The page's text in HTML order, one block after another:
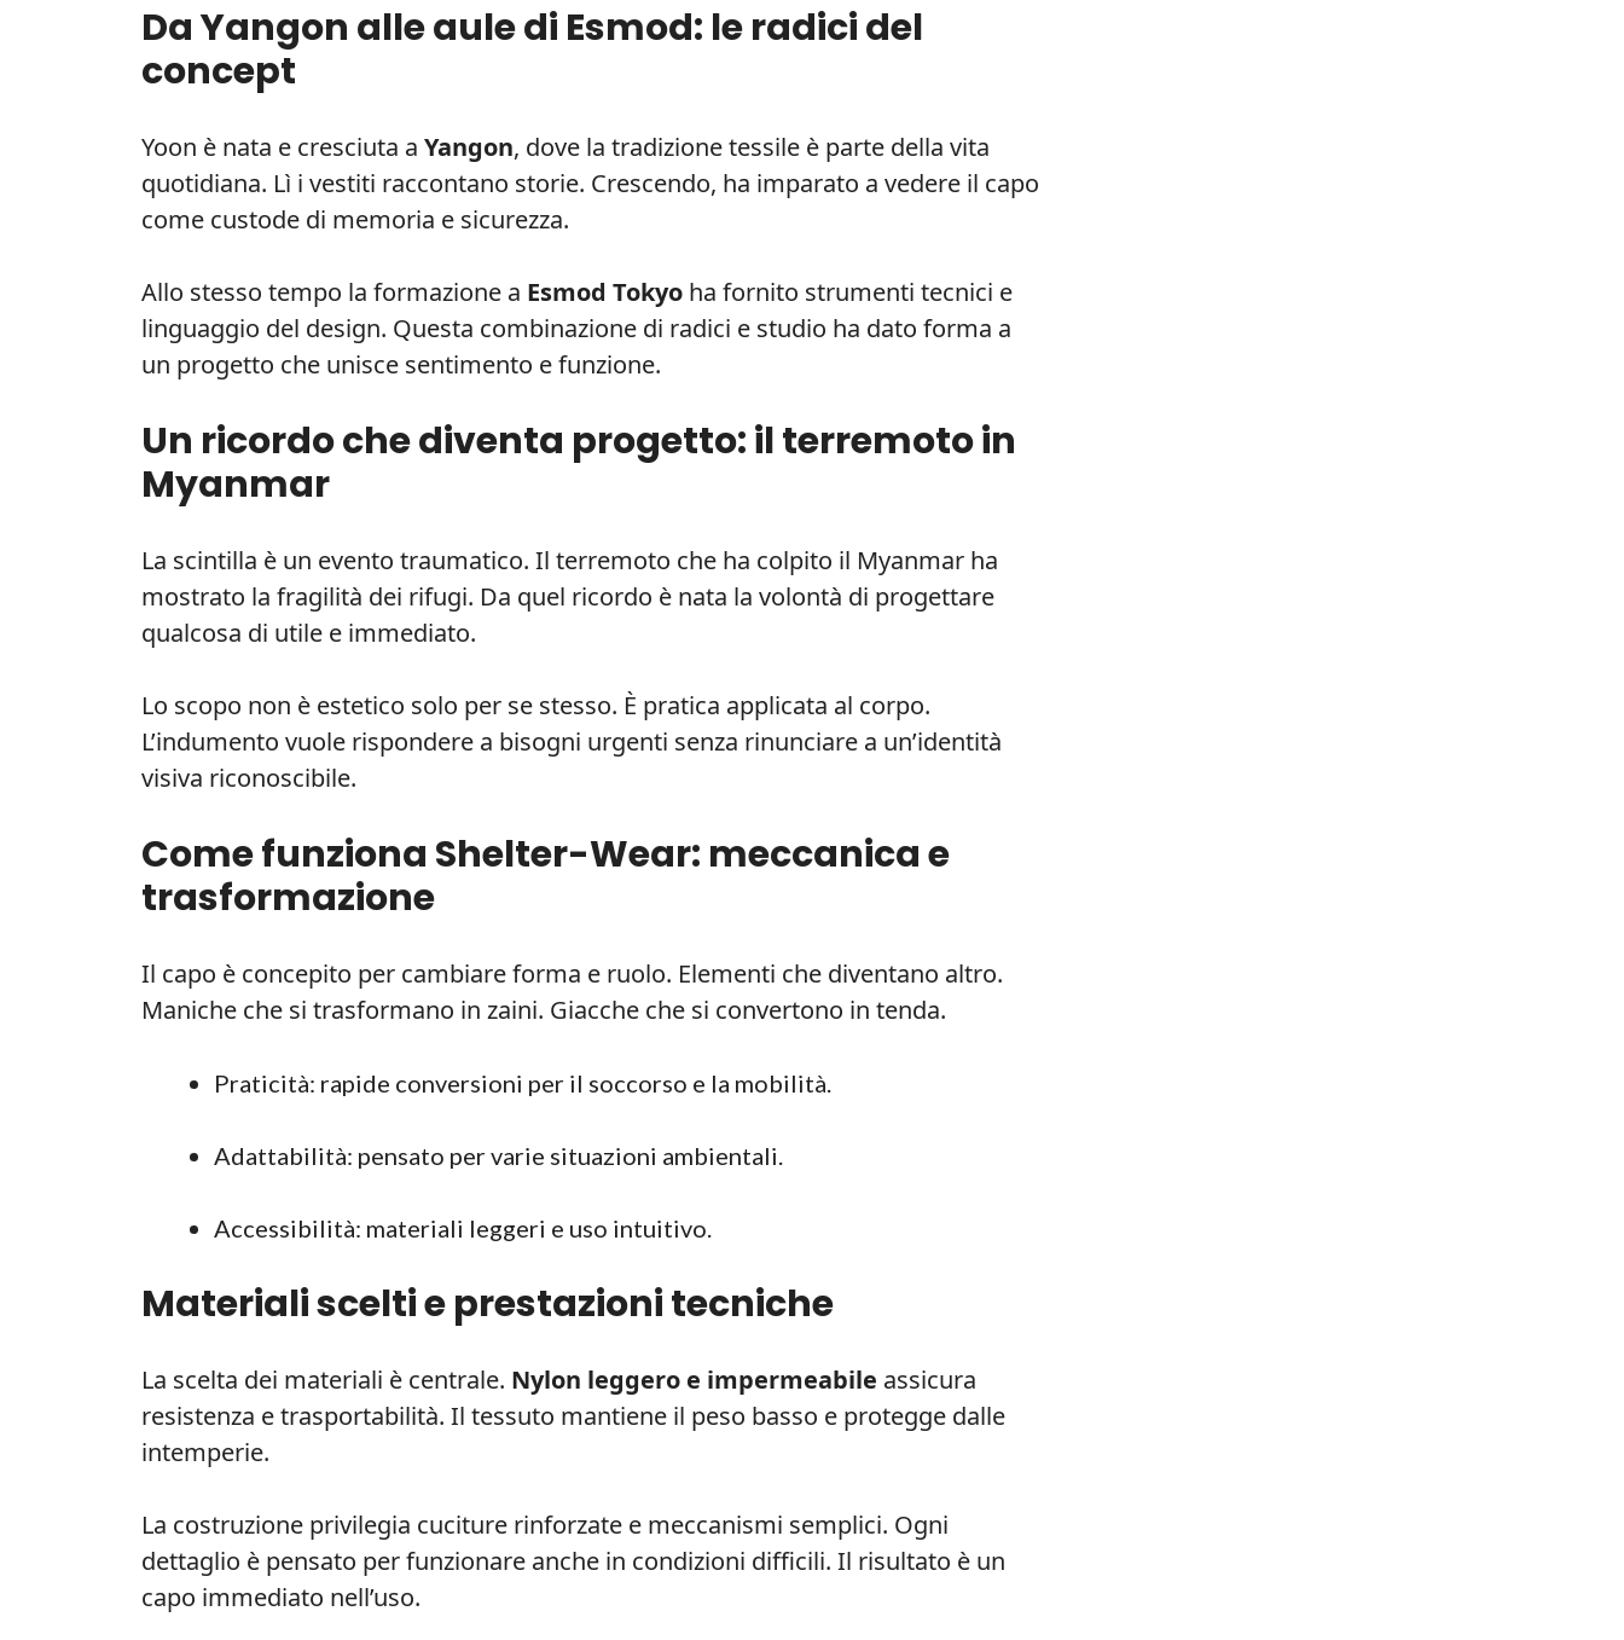
Da Yangon alle aule di Esmod: le radici del
concept
Yoon è nata e cresciuta a Yangon, dove la tradizione tessile è parte della vita
quotidiana. Lì i vestiti raccontano storie. Crescendo, ha imparato a vedere il capo
come custode di memoria e sicurezza.
Allo stesso tempo la formazione a Esmod Tokyo ha fornito strumenti tecnici e
linguaggio del design. Questa combinazione di radici e studio ha dato forma a
un progetto che unisce sentimento e funzione.
Un ricordo che diventa progetto: il terremoto in
Myanmar
La scintilla è un evento traumatico. Il terremoto che ha colpito il Myanmar ha
mostrato la fragilità dei rifugi. Da quel ricordo è nata la volontà di progettare
qualcosa di utile e immediato.
Lo scopo non è estetico solo per se stesso. È pratica applicata al corpo.
L’indumento vuole rispondere a bisogni urgenti senza rinunciare a un’identità
visiva riconoscibile.
Come funziona Shelter-Wear: meccanica e
trasformazione
Il capo è concepito per cambiare forma e ruolo. Elementi che diventano altro.
Maniche che si trasformano in zaini. Giacche che si convertono in tenda.
Praticità: rapide conversioni per il soccorso e la mobilità.
Adattabilità: pensato per varie situazioni ambientali.
Accessibilità: materiali leggeri e uso intuitivo.
Materiali scelti e prestazioni tecniche
La scelta dei materiali è centrale. Nylon leggero e impermeabile assicura
resistenza e trasportabilità. Il tessuto mantiene il peso basso e protegge dalle
intemperie.
La costruzione privilegia cuciture rinforzate e meccanismi semplici. Ogni
dettaglio è pensato per funzionare anche in condizioni difficili. Il risultato è un
capo immediato nell’uso.